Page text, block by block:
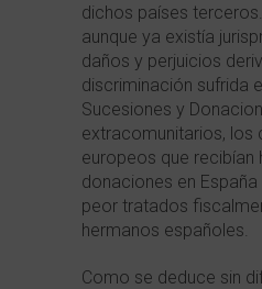
dichos países
aunque ya existía
daños y perjuicios
discriminación sufrida
Sucesiones y
extracomunitarios, los
europeos que recibían
donaciones en
peor tratados
hermanos españoles.
Como se deduce sin